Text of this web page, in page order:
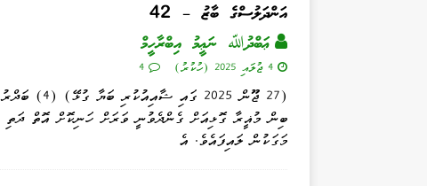
އަންދަލުސްގެ ބާޒު – 42
ޢަބްދުﷲ ނަޢީމު އިބްރާހީމް
4 ޖުލައި 2025 (ހުކުރު) 4
(27 ޖޫން 2025 ގައި ޝާއިއުކުރި ބަޔާ ގުޅޭ) (4) ބަދްރު
ބިން މުޣީރާ ގޮޅިއަށް ގެންދެވުނީ ވަރަށް ހަނިކޮށް އޮތް ދަތި
މަގަކުން ލައިފައެވެ. އެ